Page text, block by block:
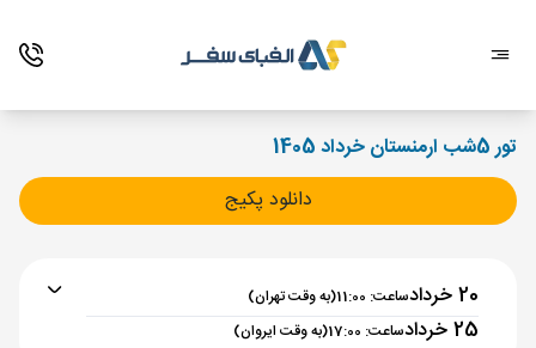
تور 5شب ارمنستان خرداد 1405
دانلود پکیج
20 خرداد ساعت: 11:00 (به وقت تهران)
25 خرداد ساعت: 17:00 (به وقت ایروان)